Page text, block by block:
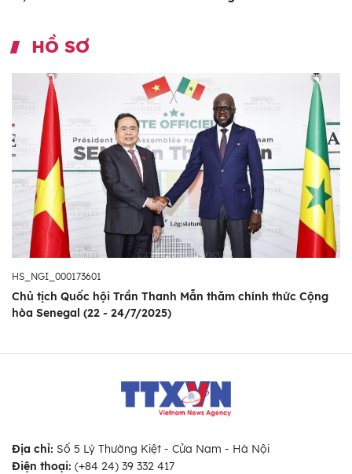
HỒ SƠ
HS_NGI_000173601
Chủ tịch Quốc hội Trần Thanh Mẫn thăm chính thức Cộng
hòa Senegal (22 - 24/7/2025)
Địa chỉ: Số 5 Lý Thường Kiệt - Cửa Nam - Hà Nội
Điện thoại: (+84 24) 39 332 417